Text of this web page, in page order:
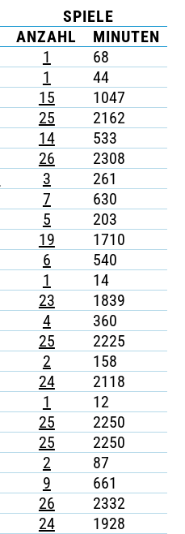
SPIELE
ANZAHL MINUTEN
1 68
1 44
15 1047
25 2162
14 533
26 2308
3 261
7 630
5 203
19 1710
6 540
1 14
23 1839
4 360
25 2225
2 158
24 2118
1 12
25 2250
25 2250
2 87
9 661
26 2332
24 1928